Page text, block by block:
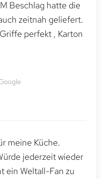
Beschlag hatte die
zeitnah geliefert.
perfekt , Karton
meine Küche.
jederzeit wieder
ein Weltall-Fan zu